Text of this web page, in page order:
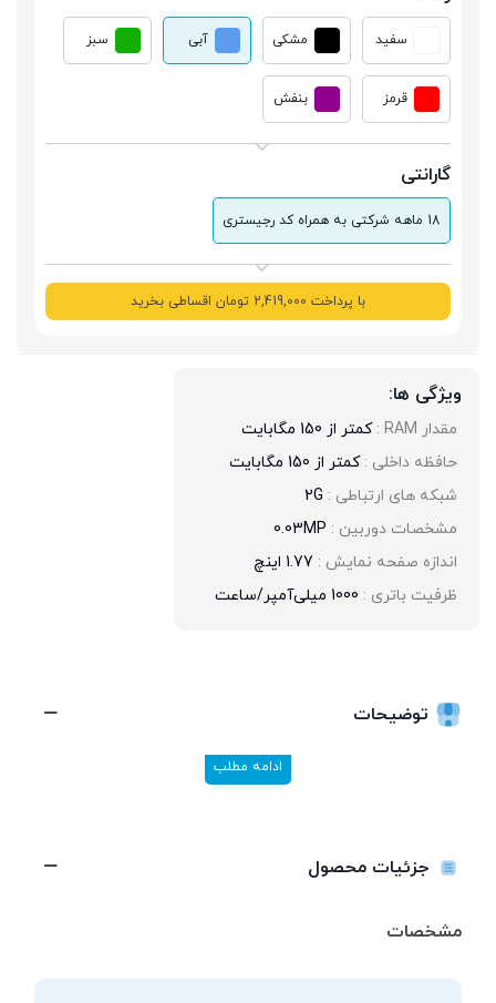
سفید مشکی آبی سبز
قرمز بنفش
گارانتی
18 ماهه شرکتی به همراه کد رجیستری
با پرداخت 2,419,000 تومان اقساطی بخرید
ویژگی ها:
مقدار RAM :
کمتر از 150 مگابایت
حافظه داخلی : کمتر از 150 مگابایت
شبکه های ارتباطی : 2G
مشخصات دوربین : 0.03MP
اندازه صفحه نمایش : 1.77 اینچ
ظرفیت باتری : 1000 میلی‌آمپر/ساعت
توضیحات
ادامه مطلب
جزئیات محصول
مشخصات